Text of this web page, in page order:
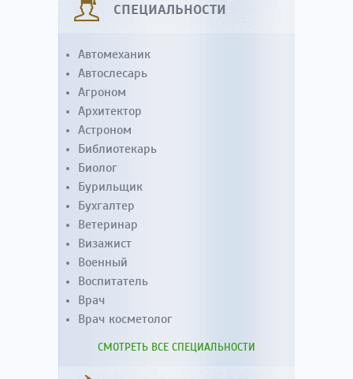
СПЕЦИАЛЬНОСТИ
Автомеханик
Автослесарь
Агроном
Архитектор
Астроном
Библиотекарь
Биолог
Бурильщик
Бухгалтер
Ветеринар
Визажист
Военный
Воспитатель
Врач
Врач косметолог
СМОТРЕТЬ ВСЕ СПЕЦИАЛЬНОСТИ